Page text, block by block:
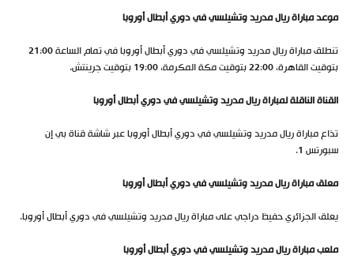
موعد مباراة ريال مدريد وتشيلسي في دوري أبطال أوروبا
تنطلق مباراة ريال مدريد وتشيلسي في دوري أبطال أوروبا في تمام الساعة 21:00
بتوقيت القاهرة، 22:00 بتوقيت مكة المكرمة، 19:00 بتوقيت جرينتش.
القناة الناقلة لمباراة ريال مدريد وتشيلسي في دوري أبطال أوروبا
تذاع مباراة ريال مدريد وتشيلسي في دوري أبطال أوروبا عبر شاشة قناة بي إن
سبورتس 1.
معلق مباراة ريال مدريد وتشيلسي في دوري أبطال أوروبا
يعلق الجزائري حفيظ دراجي على مباراة ريال مدريد وتشيلسي في دوري أبطال أوروبا.
ملعب مباراة ريال مدريد وتشيلسي في دوري أبطال أوروبا